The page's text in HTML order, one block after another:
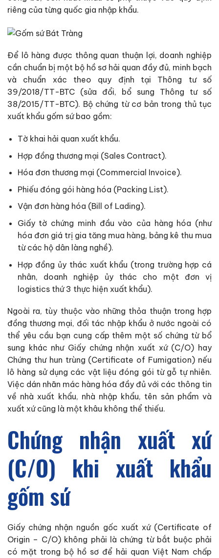
riêng của từng quốc gia nhập khẩu.
Để lô hàng được thông quan thuận lợi, doanh nghiệp
cần chuẩn bị một bộ hồ sơ hải quan đầy đủ, minh bạch
và chuẩn xác theo quy định tại Thông tư số
39/2018/TT-BTC (sửa đổi, bổ sung Thông tư số
38/2015/TT-BTC). Bộ chứng từ cơ bản trong thủ tục
xuất khẩu gốm sứ bao gồm:
Tờ khai hải quan xuất khẩu.
Hợp đồng thương mại (Sales Contract).
Hóa đơn thương mại (Commercial Invoice).
Phiếu đóng gói hàng hóa (Packing List).
Vận đơn hàng hóa (Bill of Lading).
Giấy tờ chứng minh đầu vào của hàng hóa (như
hóa đơn giá trị gia tăng mua hàng, bảng kê thu mua
từ các hộ dân làng nghề).
Hợp đồng ủy thác xuất khẩu (trong trường hợp cá
nhân, doanh nghiệp ủy thác cho một đơn vị
logistics thứ 3 thực hiện xuất khẩu).
Ngoài ra, tùy thuộc vào những thỏa thuận trong hợp
đồng thương mại, đối tác nhập khẩu ở nước ngoài có
thể yêu cầu bạn cung cấp thêm một số chứng từ bổ
sung khác như Giấy chứng nhận xuất xứ (C/O) hay
Chứng thư hun trùng (Certificate of Fumigation) nếu
lô hàng sử dụng các vật liệu đóng gói từ gỗ tự nhiên.
Việc dán nhãn mác hàng hóa đầy đủ với các thông tin
về nhà xuất khẩu, nhà nhập khẩu, tên sản phẩm và
xuất xứ cũng là một khâu không thể thiếu.
Chứng nhận xuất xứ
(C/O) khi xuất khẩu
gốm sứ
Giấy chứng nhận nguồn gốc xuất xứ (Certificate of
Origin – C/O) không phải là chứng từ bắt buộc phải
có mặt trong bộ hồ sơ để hải quan Việt Nam chấp